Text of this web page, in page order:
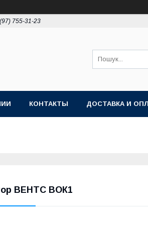
755-31-23
КОНТАКТЫ ДОСТАВКА И
ВЕНТС ВОК1